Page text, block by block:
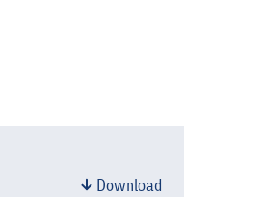
Download